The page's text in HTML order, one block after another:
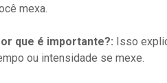
mexa.
que é importante?: Isso
ou intensidade se mexe.